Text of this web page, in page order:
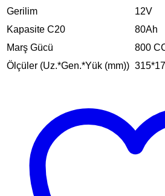
Gerilim
12V
Kapasite C20
80Ah
Marş Gücü
800
Ölçüler (Uz.*Gen.*Yük (mm))